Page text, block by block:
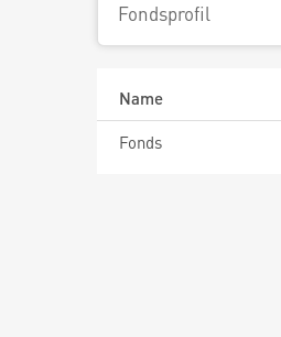
Fondsprofil
Name
Fonds